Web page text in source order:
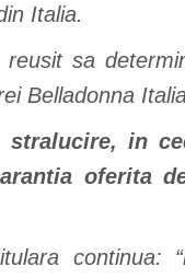
Italia.
sa
Belladonna
in
oferita
continua: “